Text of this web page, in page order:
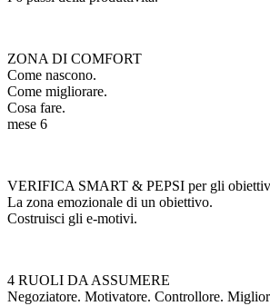
ZONA DI COMFORT
Come nascono.
Come migliorare.
Cosa fare.
mese 6
VERIFICA SMART & PEPSI per gli
La zona emozionale di un obiettivo.
Costruisci gli e-motivi.
4 RUOLI DA ASSUMERE
Negoziatore. Motivatore. Controllore.